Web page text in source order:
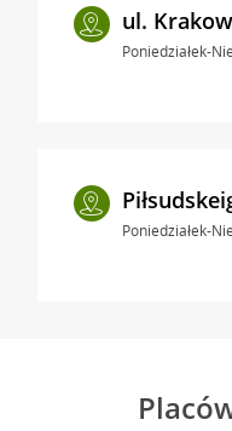
ul.
Poniedziałek-
Poniedziałek-